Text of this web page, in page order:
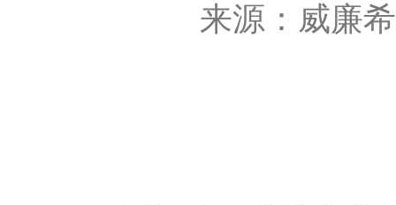
来源：威廉